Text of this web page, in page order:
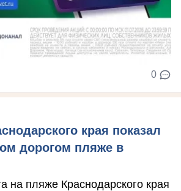
0
края показал
дорогом пляже в
на пляже Краснодарского края